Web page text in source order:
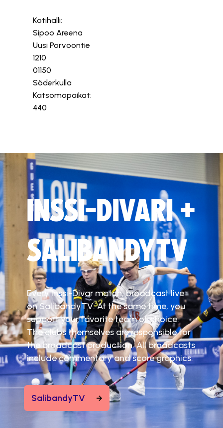
Kotihalli:
Sipoo Areena
Uusi Porvoontie
1210
01150
Söderkulla
Katsomopaikat:
440
INSSI-DIVARI +
SALIBANDYTV
Every Inssi-Divar match, broadcast live
on SalibandyTV. At the same time, you
support your favorite team of choice.
The clubs themselves are responsible for
the broadcast production. All broadcasts
include commentary and score graphics.
SalibandyTV